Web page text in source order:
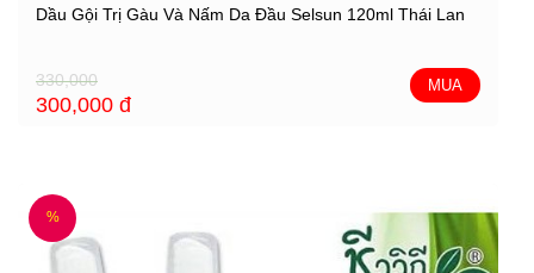
Dầu Gội Trị Gàu Và Nấm Da Đầu Selsun 120ml Thái Lan
330,000
300,000 đ
MUA
%